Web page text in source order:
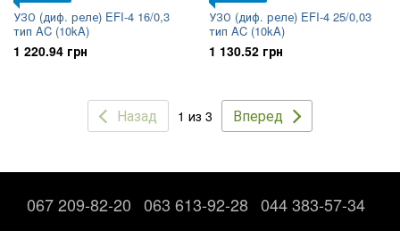
УЗО (диф. реле) EFI-4 16/0,3
тип AC (10kA)
1 220.94 грн
УЗО (диф. реле) EFI-4 25/0,03
тип AC (10kA)
1 130.52 грн
Назад 1 из 3 Вперед
067 209-82-20 063 613-92-28 044 383-57-34